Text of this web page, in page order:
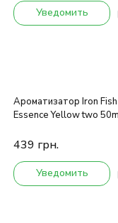
Уведомить
Ароматизатор Iron Fish
Essence Yellow two
439 грн.
Уведомить